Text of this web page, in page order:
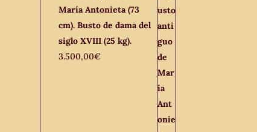
María Antonieta (73
cm). Busto de dama del
siglo XVIII (25 kg).
3.500,00€